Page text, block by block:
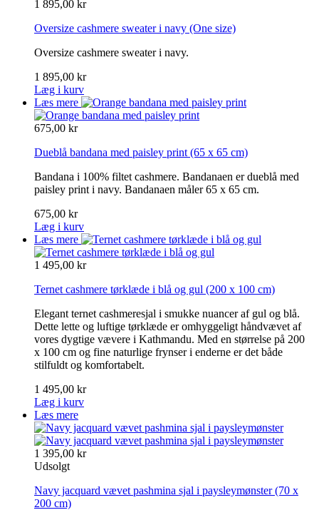
1 895,00 kr
Oversize cashmere sweater i navy (One size)
Oversize cashmere sweater i navy.
1 895,00 kr
Læg i kurv
Læs mere
675,00 kr
Dueblå bandana med paisley print (65 x 65 cm)
Bandana i 100% filtet cashmere. Bandanaen er dueblå med
paisley print i navy. Bandanaen måler 65 x 65 cm.
675,00 kr
Læg i kurv
Læs mere
1 495,00 kr
Ternet cashmere tørklæde i blå og gul (200 x 100 cm)
Elegant ternet cashmeresjal i smukke nuancer af gul og blå.
Dette lette og luftige tørklæde er omhyggeligt håndvævet af
vores dygtige vævere i Kathmandu. Med en størrelse på 200
x 100 cm og fine naturlige frynser i enderne er det både
stilfuldt og komfortabelt.
1 495,00 kr
Læg i kurv
Læs mere
1 395,00 kr
Udsolgt
Navy jacquard vævet pashmina sjal i paysleymønster(70 x
200 cm)